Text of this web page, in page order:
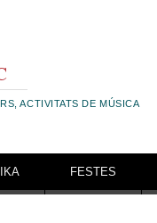
ACTIVITATS DE MÚSICA
FESTES